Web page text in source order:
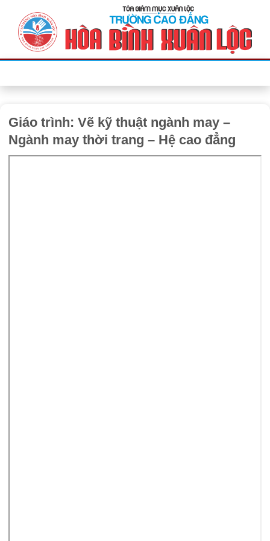
Giáo trình: Vẽ kỹ thuật ngành may –
Ngành may thời trang – Hệ cao đẳng